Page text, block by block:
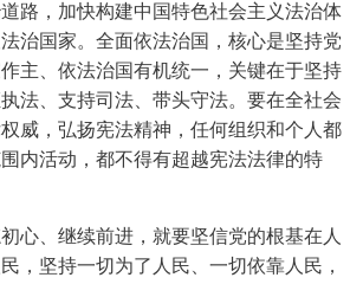
路，加快构建中国特色社会主义法治体
治国家。全面依法治国，核心是坚持党
主、依法治国有机统一，关键在于坚持
法、支持司法、带头守法。要在全社会
威，弘扬宪法精神，任何组织和个人都
内活动，都不得有超越宪法法律的特
、继续前进，就要坚信党的根基在人
，坚持一切为了人民、一切依靠人民，